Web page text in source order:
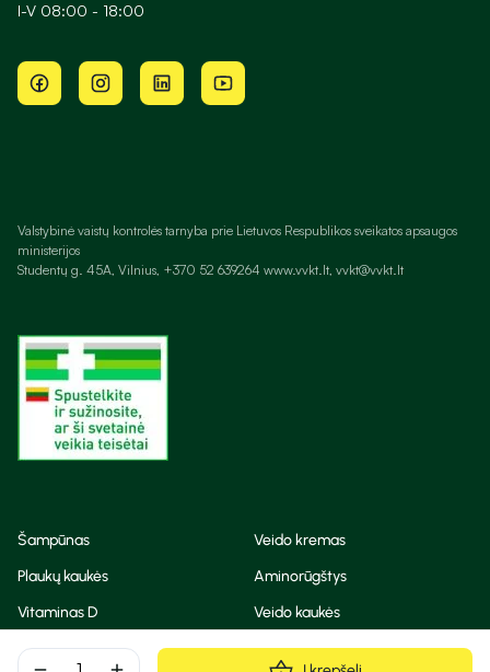
I-V 08:00 - 18:00
Valstybinė vaistų kontrolės tarnyba prie Lietuvos Respublikos sveikatos apsaugos
ministerijos
Studentų g. 45A, Vilnius, +370 52 639264 www.vvkt.lt, vvkt@vvkt.lt
Šampūnas
Veido kremas
Plaukų kaukės
Aminorūgštys
Vitaminas D
Veido kaukės
Korėjietiška kosmetika
Eteriniai aliejai